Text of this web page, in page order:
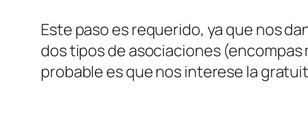
Este paso es requerido, ya que nos
dos tipos de asociaciones
probable es que nos interese la